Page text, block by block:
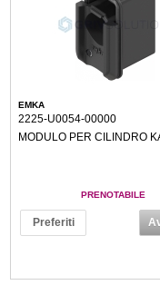
EMKA
2225-U0054-00000
MODULO PER CILINDRO
PRENOTABILE
Preferiti